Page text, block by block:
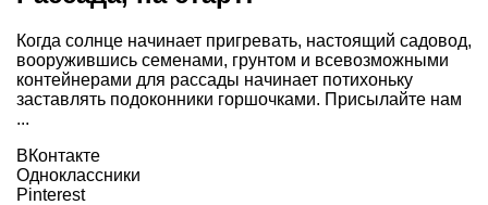
Когда солнце начинает пригревать, настоящий садовод,
вооружившись семенами, грунтом и всевозможными
контейнерами для рассады начинает потихоньку
заставлять подоконники горшочками. Присылайте нам
...
ВКонтакте
Одноклассники
Pinterest